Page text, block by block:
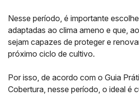
Nesse período, é importante
adaptadas ao clima ameno e que,
sejam capazes de proteger e
próximo ciclo de cultivo.
Por isso, de acordo com o Guia
Cobertura, nesse período, o ideal é